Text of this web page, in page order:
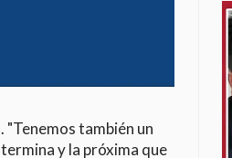
"Tenemos también un
y la próxima que